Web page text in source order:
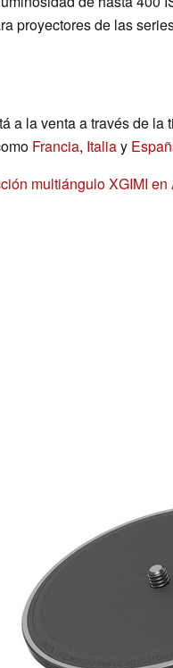
proyectores de las
a la venta a través de la
Francia, Italiay
multiángulo XGIMI en